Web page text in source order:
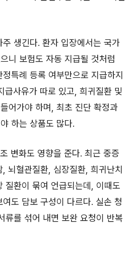
생긴다. 환자 입장에서는 국가
니 보험도 자동 지급될 것처럼
특례 등록 여부만으로 지급하지
급사유가 따로 있고, 희귀질환 및
어가야 하며, 최초 진단 확정과
하는 상품도 많다.
변화도 영향을 준다. 최근 중증
뇌혈관질환, 심장질환, 희귀난치
질환이 묶여 언급되는데, 이때도
도 담보 구성이 다르다. 실손 청
류를 섞어 내면 보완 요청이 반복